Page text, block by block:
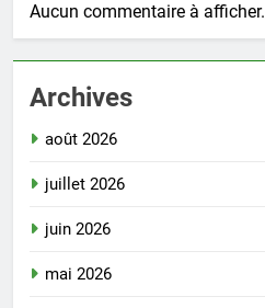
Aucun commentaire à afficher.
Archives
août 2026
juillet 2026
juin 2026
mai 2026